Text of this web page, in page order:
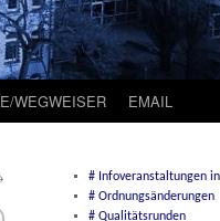
WEGWEISER EMAIL
# Infoveranstaltungen
# Ordnungsänderungen
# Qualitätsrunden